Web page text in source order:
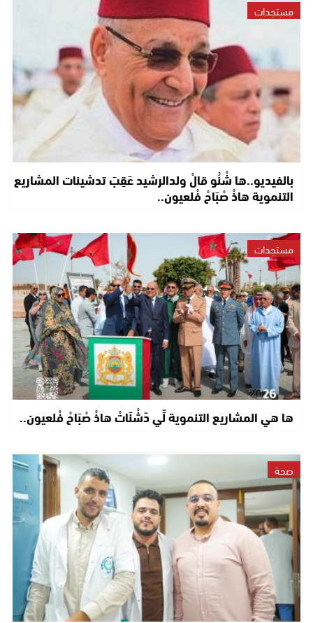
مستجدات
بالفيديو..ها شْنُو قالْ ولدالرشيد عَقِبَ تدشينات المشاريع
التنموية هاذْ صْبَاحْ فْلعيون..
مستجدات
ها هي المشاريع التنموية لِّي دّشْنَاتْ هاذْ صْبَاحْ فْلعيون..
صحة